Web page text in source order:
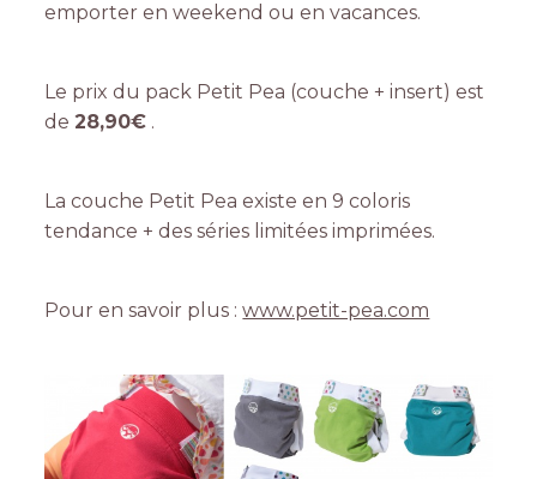
emporter en weekend ou en vacances.
Le prix du pack Petit Pea (couche + insert) est
de28,90€ .
La couche Petit Pea existe en 9 coloris
tendance + des séries limitées imprimées.
Pour en savoir plus :www.petit-pea.com